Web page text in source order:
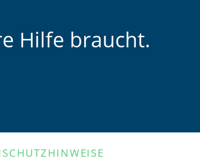
Hilfe braucht.